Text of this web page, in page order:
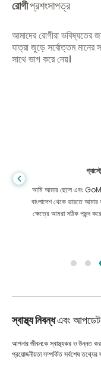
রোগীপ্রশংসাপত্র
আমাদের রোগীরা ভবিষ্যতের
যাত্রা জুড়ে সর্বোত্তম মানের
সাথে ভাগ করে নেয়।
আমি আমার ছেলে এবং
বাংলাদেশ থেকে ভারতে
ক্ষেত্রে আমরা সঠিক পছন্দ
স্বাস্থ্য নিবন্ধএবং আপডেট
আপনার জীবনকে স্বাস্থ্যকর ও উন্নত
প্রয়োজনীয়তা সম্পর্কিত সর্বশেষ